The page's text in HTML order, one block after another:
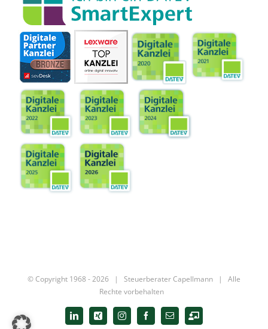
© Copyright 1968 -2026 | Steuerberater Capellmann | Alle
Rechte vorbehalten
LinkedInXing InstagramFacebook
E-
Mail
Digitale
Kanzlei